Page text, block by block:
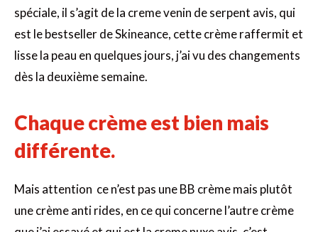
spéciale, il s’agit de la creme venin de serpent avis, qui
est le bestseller de Skineance, cette crème raffermit et
lisse la peau en quelques jours, j’ai vu des changements
dès la deuxième semaine.
Chaque crème est bien mais
différente.
Mais attention ce n’est pas une BB crème mais plutôt
une crème anti rides, en ce qui concerne l’autre crème